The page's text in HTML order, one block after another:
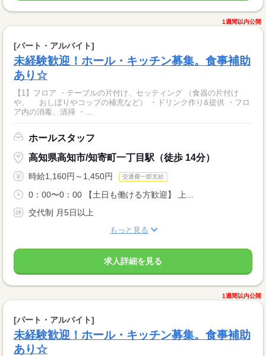
1週間以内公開
[パート・アルバイト]
未経験歓迎！ホール・キッチン募集。食事補助
あり☆
【1】フロア ・テーブルの片付け、セッティング （食器の片付け
や、 おしぼりやコップの補充など） ・ドリンク作り&提供 ・フロ
ア内の消毒、清掃 ・...
ホールスタッフ
高知県高知市/知寄町一丁目駅（徒歩 14分）
時給1,160円～1,450円 交通費一部支給
0：00〜0：00 【土日も働ける方歓迎】 上...
交代制 月5日以上
もっと見る
求人詳細を見る
1週間以内公開
[パート・アルバイト]
未経験歓迎！ホール・キッチン募集。食事補助
あり☆